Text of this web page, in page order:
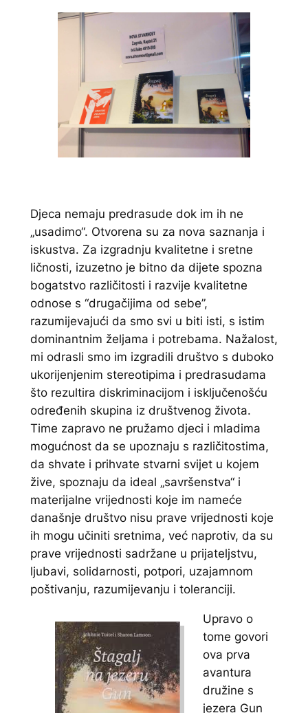
Djeca nemaju predrasude dok im ih ne
„usadimo“. Otvorena su za nova saznanja i
iskustva. Za izgradnju kvalitetne i sretne
ličnosti, izuzetno je bitno da dijete spozna
bogatstvo različitosti i razvije kvalitetne
odnose s “drugačijima od sebe”,
razumijevajući da smo svi u biti isti, s istim
dominantnim željama i potrebama. Nažalost,
mi odrasli smo im izgradili društvo s duboko
ukorijenjenim stereotipima i predrasudama
što rezultira diskriminacijom i isključenošću
određenih skupina iz društvenog života.
Time zapravo ne pružamo djeci i mladima
mogućnost da se upoznaju s različitostima,
da shvate i prihvate stvarni svijet u kojem
žive, spoznaju da ideal „savršenstva“ i
materijalne vrijednosti koje im nameće
današnje društvo nisu prave vrijednosti koje
ih mogu učiniti sretnima, već naprotiv, da su
prave vrijednosti sadržane u prijateljstvu,
ljubavi, solidarnosti, potpori, uzajamnom
poštivanju, razumijevanju i toleranciji.
Upravo o
tome govori
ova prva
avantura
družine s
jezera Gun